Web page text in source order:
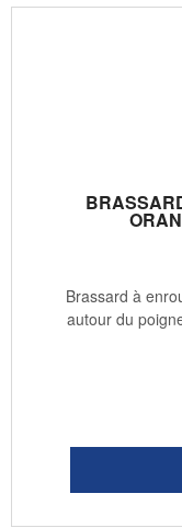
Brassard à
autour du